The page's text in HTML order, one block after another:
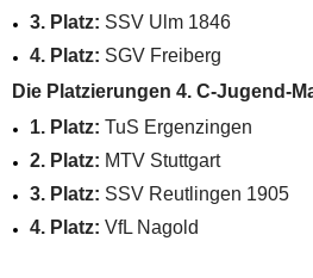
3. Platz: SSV Ulm 1846
4. Platz: SGV Freiberg
Die Platzierungen 4. C-Jugend-
1. Platz: TuS Ergenzingen
2. Platz: MTV Stuttgart
3. Platz: SSV Reutlingen 1905
4. Platz: VfL Nagold